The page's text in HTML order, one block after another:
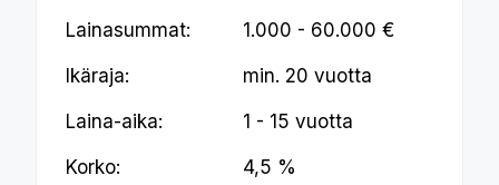
Lainasummat: 1.000 - 60.000 €
Ikäraja: min. 20 vuotta
Laina-aika: 1 - 15 vuotta
Korko: 4,5 %